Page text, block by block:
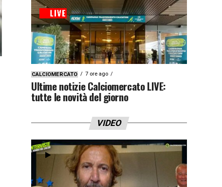
CALCIOMERCATO 7 ore ago
Ultime notizie Calciomercato LIVE:
tutte le novità del giorno
VIDEO